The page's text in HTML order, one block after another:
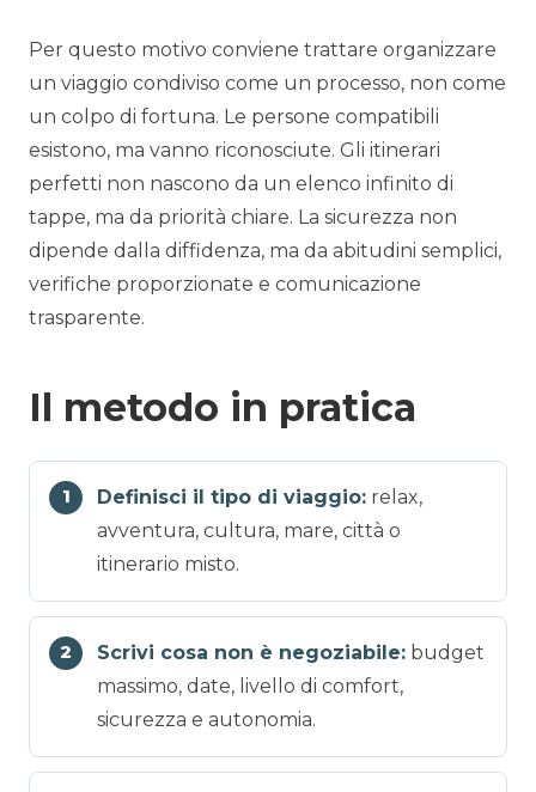
Per questo motivo conviene trattare organizzare
un viaggio condiviso come un processo, non come
un colpo di fortuna. Le persone compatibili
esistono, ma vanno riconosciute. Gli itinerari
perfetti non nascono da un elenco infinito di
tappe, ma da priorità chiare. La sicurezza non
dipende dalla diffidenza, ma da abitudini semplici,
verifiche proporzionate e comunicazione
trasparente.
Il metodo in pratica
Definisci il tipo di viaggio: relax,
avventura, cultura, mare, città o
itinerario misto.
Scrivi cosa non è negoziabile: budget
massimo, date, livello di comfort,
sicurezza e autonomia.